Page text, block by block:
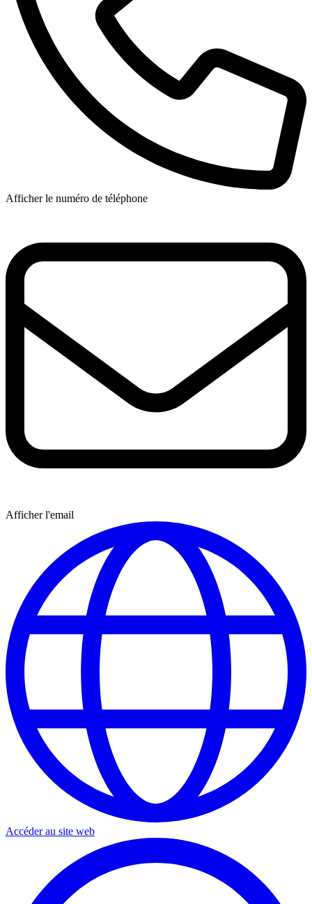
Afficher le numéro de téléphone
Afficher l'email
Accéder au site web